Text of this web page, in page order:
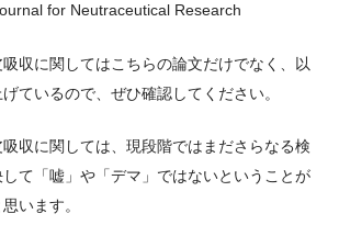
for Neutraceutical Research
収に関してはこちらの論文だけでなく、以
ているので、ぜひ確認してください。
収に関しては、現段階ではまださらなる検
て「嘘」や「デマ」ではないということが
います。